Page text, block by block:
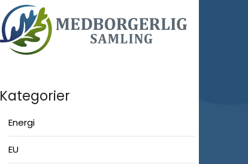
Kategorier
Energi
EU